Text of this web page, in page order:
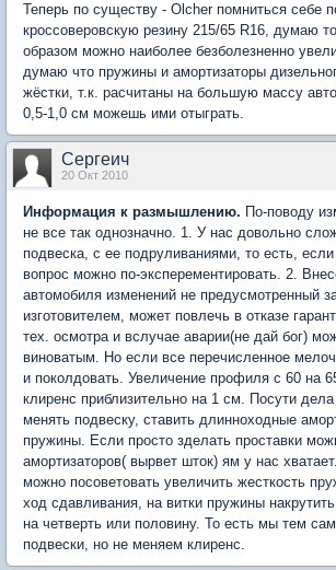
Теперь по существу - Olcher помниться себе
кроссоверовскую резину 215/65 R16, думаю
образом можно наиболее безболезненно
думаю что пружины и амортизаторы
жёстки, т.к. расчитаны на большую массу
0,5-1,0 см можешь ими отыграть.
Сергеич
20 Окт 2010
Информация к размышлению. По-поводу
не все так однозначно. 1. У нас довольно
подвеска, с ее подруливаниями, то есть,
вопрос можно по-эксперементировать. 2.
автомобиля изменений не предусмотренный
изготовителем, может повлечь в отказе
тех. осмотра и вслучае аварии(не дай бог)
виноватым. Но если все перечисленное
и поколдовать. Увеличение профиля с 60 на
клиренс приблизительно на 1 см. Посути
менять подвеску, ставить длинноходные
пружины. Если просто зделать проставки
амортизаторов( вырвет шток) ям у нас
можно посоветовать увеличить жесткость
ход сдавливания, на витки пружины
на четверть или половину. То есть мы тем
подвески, но не меняем клиренс.